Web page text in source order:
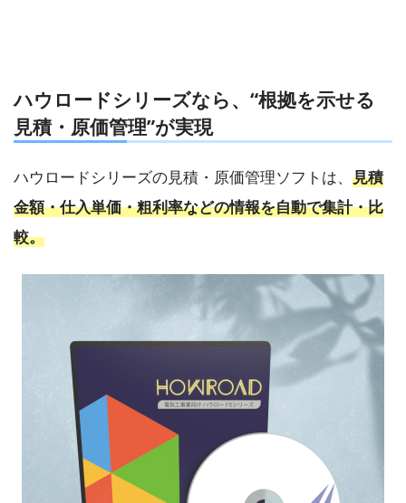
ハウロードシリーズなら、“根拠を示せる
見積・原価管理”が実現
ハウロードシリーズの見積・原価管理ソフトは、 見積
金額・仕入単価・粗利率などの情報を自動で集計・比
較。